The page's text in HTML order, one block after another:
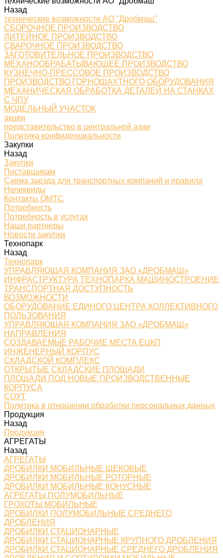
Назад
технические возможности АО "Дробмаш"
СБОРОЧНОЕ ПРОИЗВОДСТВО
ЛИТЕЙНОЕ ПРОИЗВОДСТВО
СВАРОЧНОЕ ПРОИЗВОДСТВО
ЗАГОТОВИТЕЛЬНОЕ ПРОИЗВОДСТВО
МЕХАНООБРАБАТЫВАЮЩЕЕ ПРОИЗВОДСТВО
КУЗНЕЧНО-ПРЕССОВОЕ ПРОИЗВОДСТВО
ПРОИЗВОДСТВО ГОРНОШАХТНОГО ОБОРУДОВАНИЯ
МЕХАНИЧЕСКАЯ ОБРАБОТКА ДЕТАЛЕЙ НА СТАНКАХ
С ЧПУ
МОДЕЛЬНЫЙ УЧАСТОК
акции
представительство в центральной азии
Политика конфиденциальности
Закупки
Назад
Закупки
Поставщикам
Схема заезда для транспортных компаний и правила
Неликвиды
Контакты ОМТС
Потребность
Потребность в услугах
Наши партнеры
Новости закупки
Технопарк
Назад
Технопарк
УПРАВЛЯЮЩАЯ КОМПАНИЯ ЗАО «ДРОБМАШ»
ИНФРАСТРУКТУРА ТЕХНОПАРКА МАШИНОСТРОЕНИЕ
ТРАНСПОРТНАЯ ДОСТУПНОСТЬ
ВОЗМОЖНОСТИ
ОБОРУДОВАНИЕ ЕДИНОГО ЦЕНТРА КОЛЛЕКТИВНОГО
ПОЛЬЗОВАНИЯ
УПРАВЛЯЮЩАЯ КОМПАНИЯ ЗАО «ДРОБМАШ»
НАПРАВЛЕНИЯ
СОЗДАВАЕМЫЕ РАБОЧИЕ МЕСТА ЕЦКП
ИНЖЕНЕРНЫЙ КОРПУС
СКЛАДСКОЙ КОМПЛЕКС
ОТКРЫТЫЕ СКЛАДСКИЕ ПЛОЩАДИ
ПЛОЩАДИ ПОД НОВЫЕ ПРОИЗВОДСТВЕННЫЕ
КОРПУСА
СОУТ
Политика в отношении обработки персональных данных
Продукция
Назад
Продукция
АГРЕГАТЫ
Назад
АГРЕГАТЫ
ДРОБИЛКИ МОБИЛЬНЫЕ ЩЕКОВЫЕ
ДРОБИЛКИ МОБИЛЬНЫЕ РОТОРНЫЕ
ДРОБИЛКИ МОБИЛЬНЫЕ КОНУСНЫЕ
АГРЕГАТЫ ПОЛУМОБИЛЬНЫЕ
ГРОХОТЫ МОБИЛЬНЫЕ
ДРОБИЛКИ ПОЛУМОБИЛЬНЫЕ СРЕДНЕГО
ДРОБЛЕНИЯ
ДРОБИЛКИ СТАЦИОНАРНЫЕ
ДРОБИЛКИ СТАЦИОНАРНЫЕ КРУПНОГО ДРОБЛЕНИЯ
ДРОБИЛКИ СТАЦИОНАРНЫЕ СРЕДНЕГО ДРОБЛЕНИЯ